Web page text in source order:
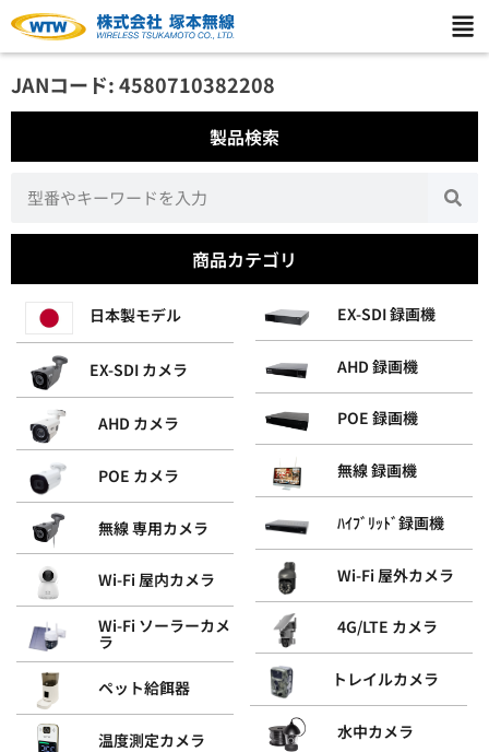
JANコード: 4580710382208
製品検索
商品カテゴリ
日本製モデル
EX-SDI カメラ
AHD カメラ
POE カメラ
無線 専用カメラ
Wi-Fi 屋内カメラ
Wi-Fi ソーラーカメ
ラ
ペット給餌器
温度測定カメラ
EX-SDI 録画機
AHD 録画機
POE 録画機
無線 録画機
ﾊｲﾌﾞﾘｯﾄﾞ録画機
Wi-Fi 屋外カメラ
4G/LTE カメラ
トレイルカメラ
水中カメラ